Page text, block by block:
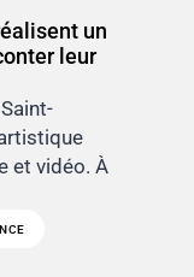
un
leur
et vidéo. À